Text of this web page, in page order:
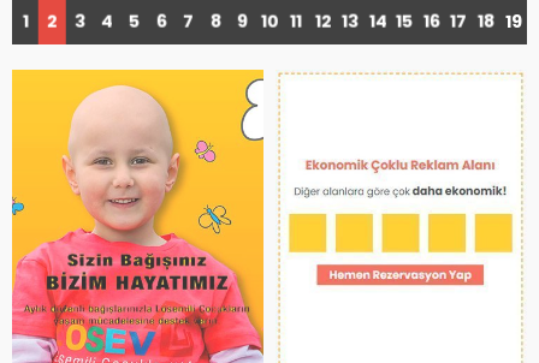
1 2 3 4 5 6 7 8 9 10 11 12 13 14 15 16 17 18 19